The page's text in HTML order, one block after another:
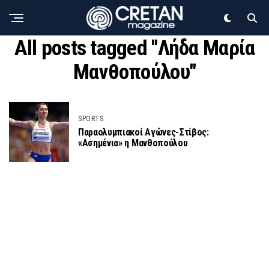
All posts tagged "Λήδα Μαρία
Μανθοπούλου"
SPORTS
Παραολυμπιακοί Αγώνες-Στίβος:
«Ασημένια» η Μανθοπούλου